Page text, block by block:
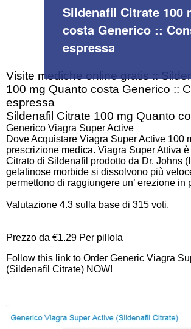
Sildenafil Citrate 100
costa Generico ::
espressa
Visite mediche online gratis ::
100 mg Quanto costa Generico ::
espressa
Sildenafil Citrate 100 mg Quanto
Generico Viagra Super Active
Dove Acquistare Viagra Super Active 100
prescrizione medica. Viagra Super Attiva
Citrato di Sildenafil prodotto da Dr. Johns
gelatinose morbide si dissolvono più
permettono di raggiungere un’ erezione in
Valutazione 4.3 sulla base di 315 voti.
Prezzo da €1.29 Per pillola
Follow this link to Order Generic Viagra
(Sildenafil Citrate) NOW!